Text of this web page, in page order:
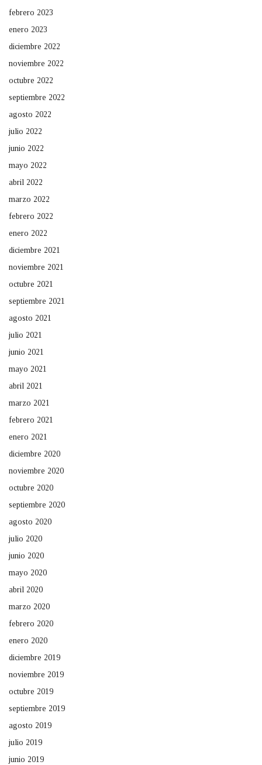
febrero 2023
enero 2023
diciembre 2022
noviembre 2022
octubre 2022
septiembre 2022
agosto 2022
julio 2022
junio 2022
mayo 2022
abril 2022
marzo 2022
febrero 2022
enero 2022
diciembre 2021
noviembre 2021
octubre 2021
septiembre 2021
agosto 2021
julio 2021
junio 2021
mayo 2021
abril 2021
marzo 2021
febrero 2021
enero 2021
diciembre 2020
noviembre 2020
octubre 2020
septiembre 2020
agosto 2020
julio 2020
junio 2020
mayo 2020
abril 2020
marzo 2020
febrero 2020
enero 2020
diciembre 2019
noviembre 2019
octubre 2019
septiembre 2019
agosto 2019
julio 2019
junio 2019